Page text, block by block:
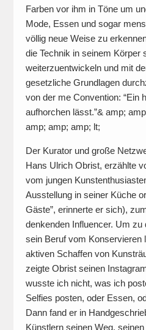
Farben vor ihm in Töne um
Mode, Essen und sogar
völlig neue Weise zu
die Technik in seinem Körper
weiterzuentwickeln und mit
gesetzliche Grundlagen
von der me Convention: “Ein
aufhorchen lässt.”& amp;
amp; amp; amp; lt;
Der Kurator und große
Hans Ulrich Obrist, erzählte
vom jungen
Ausstellung in seiner Küche
Gäste”, erinnerte er sich),
denkenden Influencer. Um
sein Beruf vom Konservieren
aktiven Schaffen von
zeigte Obrist seinen
wusste ich nicht, was ich
Selfies posten, oder Essen,
Dann fand er in
Künstlern seinen Weg,